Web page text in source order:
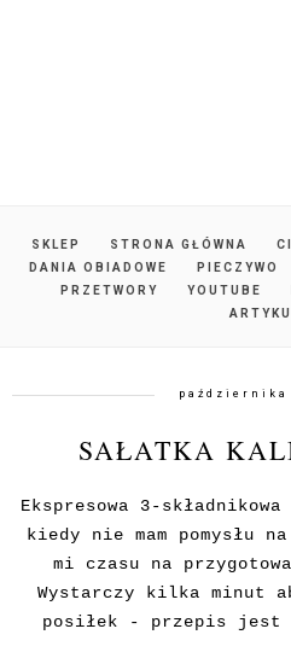
SKLEP STRONA GŁÓWNA
DANIA OBIADOWE
PIECZYWO
PRZETWORY
YOUTUBE
października
SAŁATKA
Ekspresowa 3-
kiedy nie mam pomysłu
mi czasu na
Wystarczy kilka minut
posiłek - przepis